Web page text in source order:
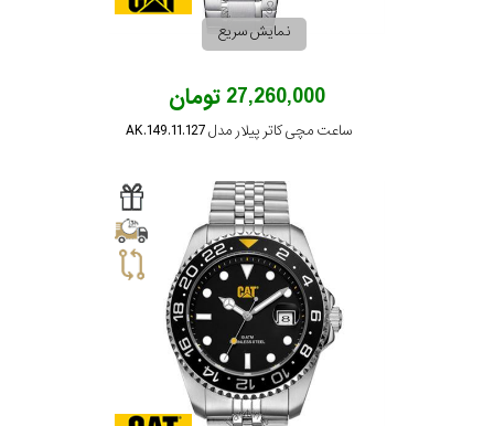
نمایش سریع
27,260,000 تومان
ساعت مچی کاتر پیلار مدل AK.149.11.127